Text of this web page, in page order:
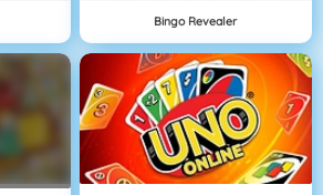
Bingo Revealer